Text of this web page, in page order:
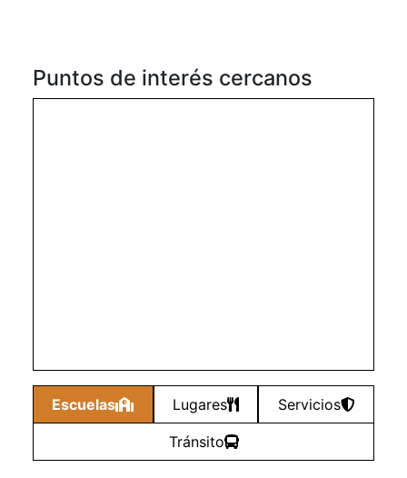
Puntos de interés cercanos
Escuelas Lugares Servicios
Tránsito